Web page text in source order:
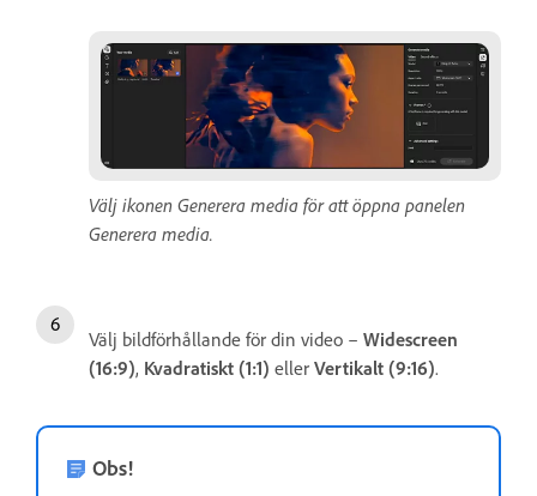
Välj ikonen Generera media för att öppna panelen
Generera media.
Välj bildförhållande för din video – Widescreen
(16:9), Kvadratiskt (1:1) eller Vertikalt (9:16).
Obs!